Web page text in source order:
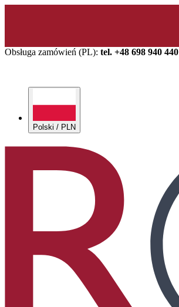
Obsługa zamówień (PL): tel. +48 698 940 440
Polski / PLN